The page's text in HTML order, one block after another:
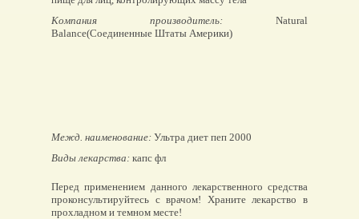
Компания производитель: Natural
Balance(Соединенные Штаты Америки)
Межд. наименование: Ультра диет пеп 2000
Виды лекарства: капс фл
Перед применением данного лекарственного средства
проконсультируйтесь с врачом! Храните лекарство в
прохладном и темном месте!